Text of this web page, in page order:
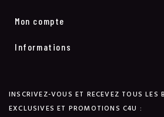
Mon compte
Informations
INSCRIVEZ-VOUS ET RECEVEZ TOUS LES
EXCLUSIVES ET PROMOTIONS C4U :